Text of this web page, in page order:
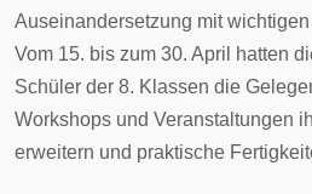
Auseinandersetzung mit
Vom 15. bis zum 30. April hatten
Schüler der 8. Klassen die
Workshops und Veranstaltungen
erweitern und praktische